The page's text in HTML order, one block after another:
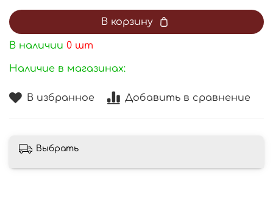
В избранное Добавить в сравнение
В корзину
В наличии 0 шт
Наличие в магазинах:
Выбрать